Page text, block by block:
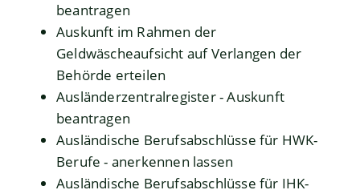
beantragen
Auskunft im Rahmen der
Geldwäscheaufsicht auf Verlangen der
Behörde erteilen
Ausländerzentralregister - Auskunft
beantragen
Ausländische Berufsabschlüsse für HWK-
Berufe - anerkennen lassen
Ausländische Berufsabschlüsse für IHK-